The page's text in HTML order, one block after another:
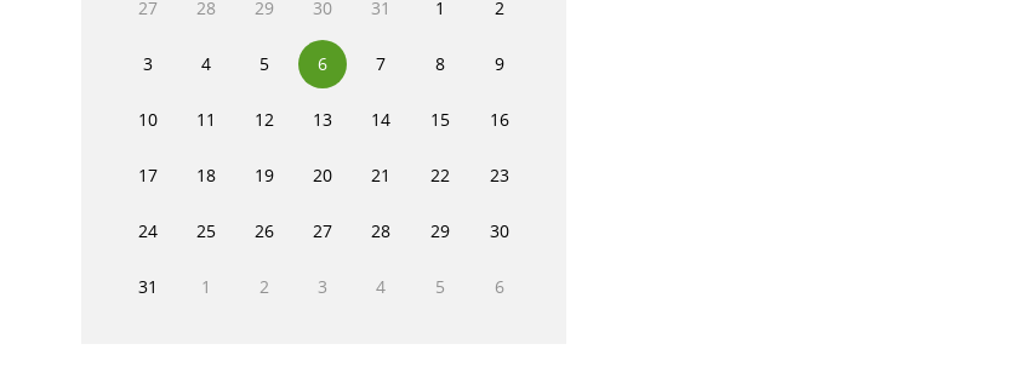
27 28 29 30 31 1 2
3 4 5 6 7 8 9
10 11 12 13 14 15 16
17 18 19 20 21 22 23
24 25 26 27 28 29 30
31 1 2 3 4 5 6